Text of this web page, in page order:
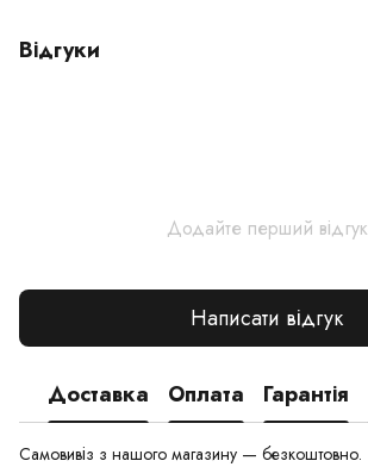
Відгуки
Додайте перший відгук
Написати відгук
Доставка Оплата Гарантія
Самовивіз з нашого магазину — безкоштовно.